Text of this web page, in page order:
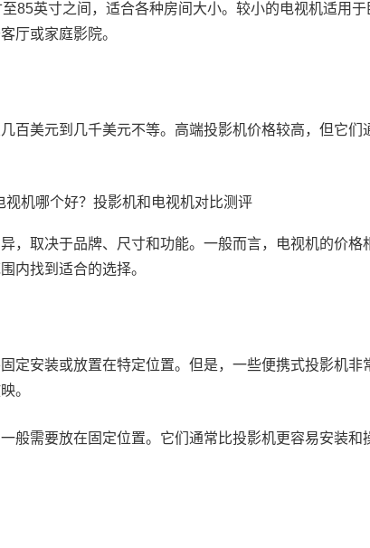
85英寸之间，适合各种房间大小。较小的电视机适用于
厅或家庭影院。
百美元到几千美元不等。高端投影机价格较高，但它们
，取决于品牌、尺寸和功能。一般而言，电视机的价格
内找到适合的选择。
定安装或放置在特定位置。但是，一些便携式投影机非
。
般需要放在固定位置。它们通常比投影机更容易安装和